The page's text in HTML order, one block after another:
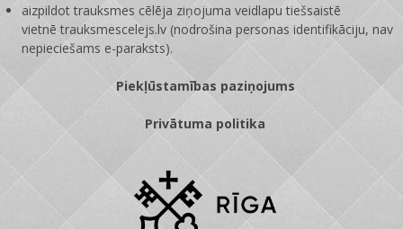
aizpildot trauksmes cēlēja ziņojuma veidlapu tiešsaistē
vietnētrauksmescelejs.lv (nodrošina personas identifikāciju, nav
nepieciešams e-paraksts).
Piekļūstamības paziņojums
Privātuma politika